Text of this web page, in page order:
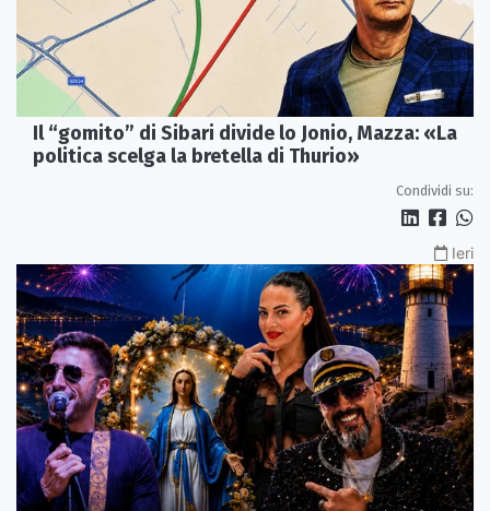
Il “gomito” di Sibari divide lo Jonio, Mazza: «La
politica scelga la bretella di Thurio»
Condividi su:
Ieri